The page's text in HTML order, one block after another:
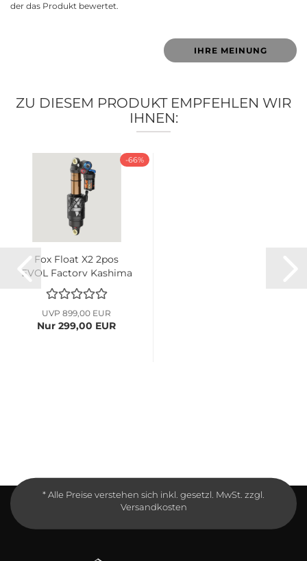
der das Produkt bewertet.
IHRE MEINUNG
ZU DIESEM PRODUKT EMPFEHLEN WIR
IHNEN:
-66%
Fox Float X2 2pos
EVOL Factory Kashima
metric...
UVP 899,00 EUR
Nur 299,00 EUR
* Alle Preise verstehen sich inkl. gesetzl. MwSt. zzgl.
Versandkosten